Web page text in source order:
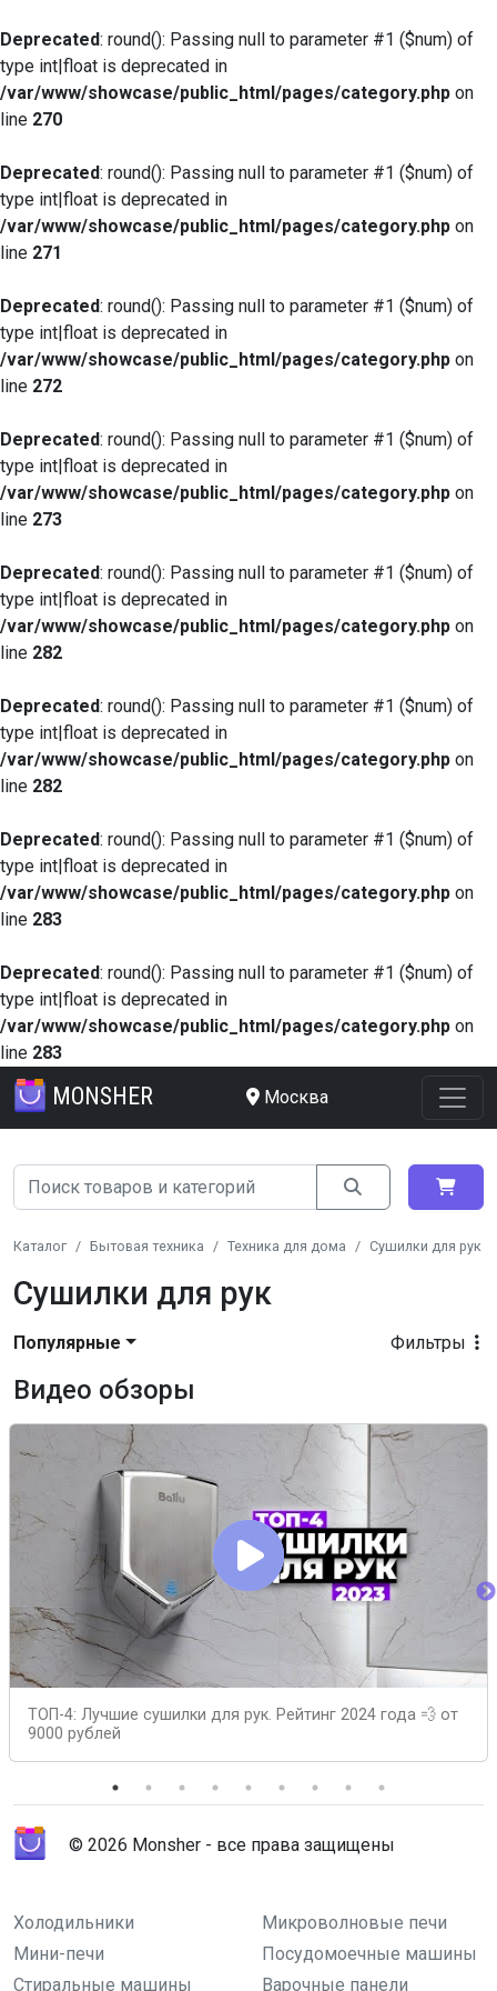
Deprecated: round(): Passing null to parameter #1 ($num) of
type int|float is deprecated in
/var/www/showcase/public_html/pages/category.php on
line 270
Deprecated: round(): Passing null to parameter #1 ($num) of
type int|float is deprecated in
/var/www/showcase/public_html/pages/category.php on
line 271
Deprecated: round(): Passing null to parameter #1 ($num) of
type int|float is deprecated in
/var/www/showcase/public_html/pages/category.php on
line 272
Deprecated: round(): Passing null to parameter #1 ($num) of
type int|float is deprecated in
/var/www/showcase/public_html/pages/category.php on
line 273
Deprecated: round(): Passing null to parameter #1 ($num) of
type int|float is deprecated in
/var/www/showcase/public_html/pages/category.php on
line 282
Deprecated: round(): Passing null to parameter #1 ($num) of
type int|float is deprecated in
/var/www/showcase/public_html/pages/category.php on
line 282
Deprecated: round(): Passing null to parameter #1 ($num) of
type int|float is deprecated in
/var/www/showcase/public_html/pages/category.php on
line 283
Deprecated: round(): Passing null to parameter #1 ($num) of
type int|float is deprecated in
/var/www/showcase/public_html/pages/category.php on
line 283
MONSHER Москва
Каталог Бытовая техника Техника для дома Сушилки для рук
Сушилки для рук
Фильтры
Популярные
Видео обзоры
ТОП-4: Лучшие сушилки для рук. Рейтинг 2024 года 💨 от
9000 рублей
© 2026 Monsher - все права защищены
Холодильники
Микроволновые печи
Мини-печи
Посудомоечные машины
Стиральные машины
Варочные панели